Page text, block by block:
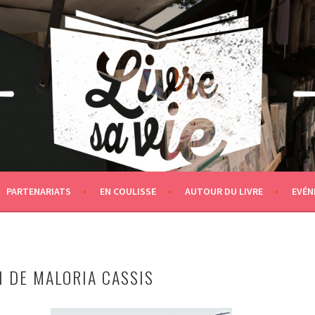
PARTENARIATS EN COULISSE AUTOUR DU LIVRE
MALORIA CASSIS